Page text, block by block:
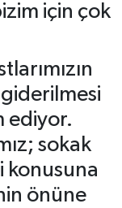
için çok
ediyor.
sokak
konusuna
önüne